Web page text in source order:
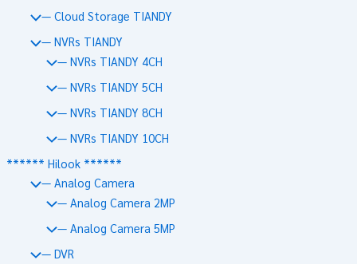
— Cloud Storage TIANDY
— NVRs TIANDY
— NVRs TIANDY 4CH
— NVRs TIANDY 5CH
— NVRs TIANDY 8CH
— NVRs TIANDY 10CH
****** Hilook ******
— Analog Camera
— Analog Camera 2MP
— Analog Camera 5MP
— DVR